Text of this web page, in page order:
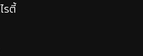
รตี้